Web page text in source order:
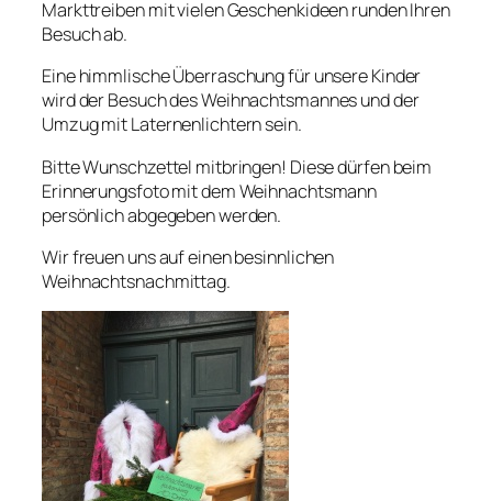
Markttreiben mit vielen Geschenkideen runden Ihren
Besuch ab.
Eine himmlische Überraschung für unsere Kinder
wird der Besuch des Weihnachtsmannes und der
Umzug mit Laternenlichtern sein.
Bitte Wunschzettel mitbringen! Diese dürfen beim
Erinnerungsfoto mit dem Weihnachtsmann
persönlich abgegeben werden.
Wir freuen uns auf einen besinnlichen
Weihnachtsnachmittag.